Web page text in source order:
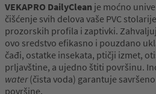
VEKAPRO DailyClean je moćno
čišćenje svih delova vaše PVC
prozorskih profila i zaptivki.
ovo sredstvo efikasno i pouzdano
čađi, ostatke insekata, ptičji izmet,
prljavštine, a ujedno štiti površinu.
water(čista voda) garantuje
površine.